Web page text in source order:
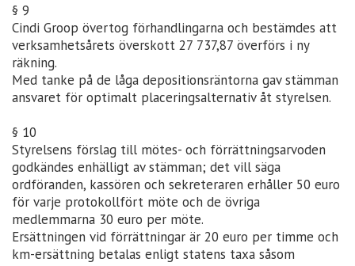
§ 9
Cindi Groop övertog förhandlingarna och bestämdes att
verksamhetsårets överskott 27 737,87 överförs i ny
räkning.
Med tanke på de låga depositionsräntorna gav stämman
ansvaret för optimalt placeringsalternativ åt styrelsen.
§ 10
Styrelsens förslag till mötes- och förrättningsarvoden
godkändes enhälligt av stämman; det vill säga
ordföranden, kassören och sekreteraren erhåller 50 euro
för varje protokollfört möte och de övriga
medlemmarna 30 euro per möte.
Ersättningen vid förrättningar är 20 euro per timme och
km-ersättning betalas enligt statens taxa såsom